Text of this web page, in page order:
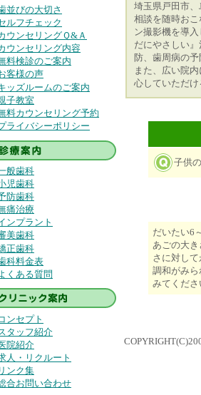
並びの大切さ
ルフチェック
ウンセリングＱ&Ａ
ウンセリング内容
料検診のご案内
客様の声
ッズルームのご案内
子教室
料カウンセリング予約
ライバシーポリシー
般歯科
児歯科
防歯科
痛治療
ンプラント
美歯科
正歯科
科料金表
くある質問
ンセプト
タッフ紹介
院紹介
人・リクルート
リンク集
合お問い合わせ
埼玉県戸田市
相談を随時お
ン撮影機を導
だにやさしい
防、歯周病の予
また、広い院
心していただけ
子供
だいたい6
あごの大
さに対し
調和がみ
みてくださ